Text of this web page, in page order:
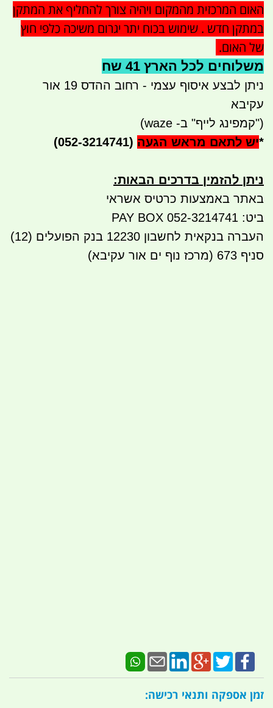
האום המרכזית מהמקום ויהיה צורך להחליף את המתקן
במתקן חדש . שימוש בכוח יתר יגרום משיכה כלפי חוץ
של האום.
משלוחים לכל הארץ 41 שח
ניתן לבצע איסוף עצמי - רחוב ההדס 19 אור
עקיבא
("קמפינג לייף" ב- waze)
*יש לתאם מראש הגעה (052-3214741)
ניתן להזמין בדרכים הבאות:
באתר באמצעות כרטיס אשראי
ביט: 052-3214741 PAY BOX
העברה בנקאית לחשבון 12230 בנק הפועלים (12)
סניף 673 (מרכז נוף ים אור עקיבא)
זמן אספקה ותנאי רכישה: